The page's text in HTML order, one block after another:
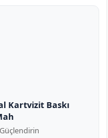
Kartvizit Baskı
Güçlendirin